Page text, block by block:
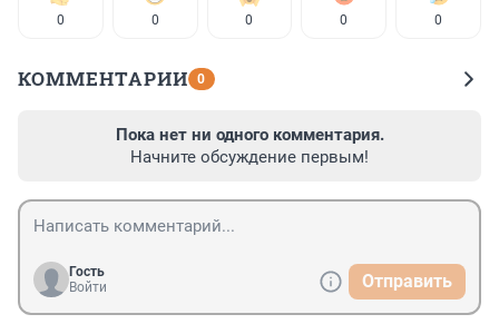
0 0 0 0 0
КОММЕНТАРИИ 0
Пока нет ни одного комментария.
Начните обсуждение первым!
Гость
Войти
Отправить